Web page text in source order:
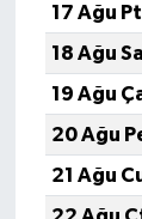
17 Ağu
18 Ağu Sal
19 Ağu
20 Ağu
21 Ağu